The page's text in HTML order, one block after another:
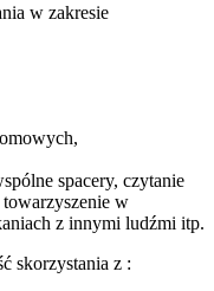
w zakresie
spacery, czytanie
towarzyszenie w
z innymi ludźmi itp.
skorzystania z :